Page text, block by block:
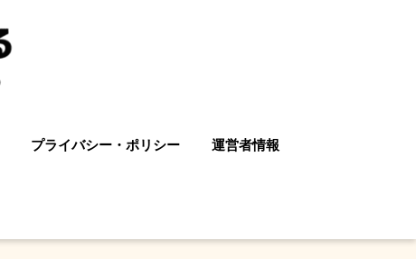
プライバシー・ポリシー 運営者情報